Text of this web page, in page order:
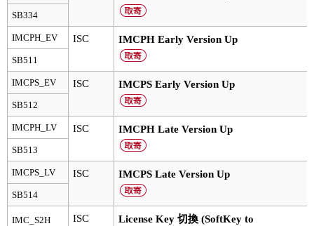
エピジェネティクス実験ガイド
RNAi実験ガイド
アプリケーションノート
プロトコール集
ユーザーズボイス集
SB334
IMCPH_EV ISC IMCPH Early Version Up
SB511
IMCPS_EV ISC IMCPS Early Version Up
SB512
IMCPH_LV ISC IMCPH Late Version Up
SB513
IMCPS_LV ISC IMCPS Late Version Up
SB514
IMC_S2H ISC
License Key 切換 (SoftKey to